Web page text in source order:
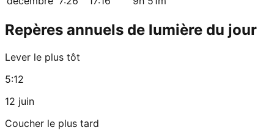
Repères annuels de lumière du jour
Lever le plus tôt
5:12
12 juin
Coucher le plus tard